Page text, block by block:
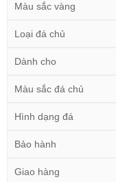
Màu sắc vàng
Loại đá chủ
Dành cho
Màu sắc đá chủ
Hình dạng đá
Bảo hành
Giao hàng